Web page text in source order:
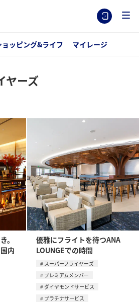
ョッピング&ライフ マイレージ
ヤーズ
。
内
優雅にフライトを待つANA
LOUNGEでの時間
スーパーフライヤーズ
プレミアムメンバー
ダイヤモンドサービス
プラチナサービス